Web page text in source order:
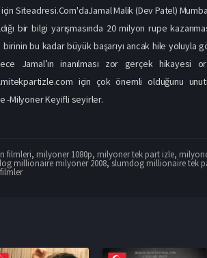
Siteadresi.Com'daJamal Malik (Dev Patel)
bir bilgi yarışmasında 20 milyon rupe
bu kadar büyük başarıyı ancak hile yoluyla
Jamal’ın inanılması zor gerçek hikayesi
filmitekpartizle.com için çok önemli olduğunu
-Milyoner Keyifli seyirler.
filmleri, milyoner 1080p, milyoner tek part izle,
millionaire milyoner 2008,slumdog millionaire tek